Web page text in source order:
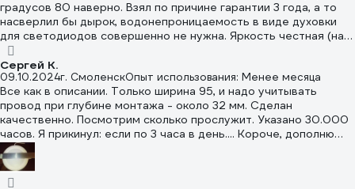
градусов 80 наверно. Взял по причине гарантии 3 года, а то
насверлил бы дырок, водонепроницаемость в виде духовки
для светодиодов совершенно не нужна. Яркость честная (на
глаз и по сравнению с аналогами). Размеры 7 и 9Вт версий
идентичны, что позволяет их комбинировать или немного
подкорректировать общую яркость заменой.
Сергей К.
09.10.2024г. СмоленскОпыт использования: Менее месяца
Все как в описании. Только ширина 95, и надо учитывать
провод при глубине монтажа - около 32 мм. Сделан
качественно. Посмотрим сколько прослужит. Указано 30.000
часов. Я прикинул: если по 3 часа в день.... Короче, дополню
отзыв через 27 лет.